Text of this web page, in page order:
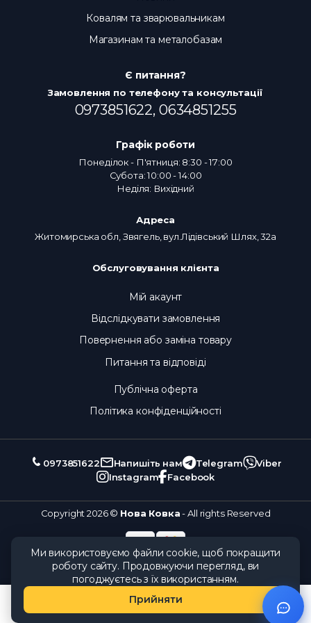
Ковалям та зварювальникам
Магазинам та металобазам
Є питання?
Замовлення по телефону та консультації
0973851622, 0634851255
Графік роботи
Понеділок - П'ятниця: 8:30 - 17:00
Субота: 10:00 - 14:00
Неділя: Вихідний
Адреса
Житомирська обл, Звягель, вул.Лідівський Шлях, 32а
Обслуговування клієнта
Мій акаунт
Відслідкувати замовлення
Повернення або заміна товару
Питання та відповіді
Публічна оферта
Політика конфіденційності
0973851622 Напишіть нам Telegram
Viber
Instagram
Facebook
Copyright 2026 © Нова Ковка- All rights Reserved
Обране
Ми використовуємо файли cookie, щоб покращити
роботу сайту. Продовжуючи перегляд, ви
погоджуєтесь з їх використанням.
Прийняти